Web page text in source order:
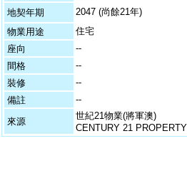
地契年期
2047 (尚餘21年)
物業用途
住宅
座向
--
間格
--
裝修
--
備註
--
來源
世紀21物業(將軍澳)
CENTURY 21